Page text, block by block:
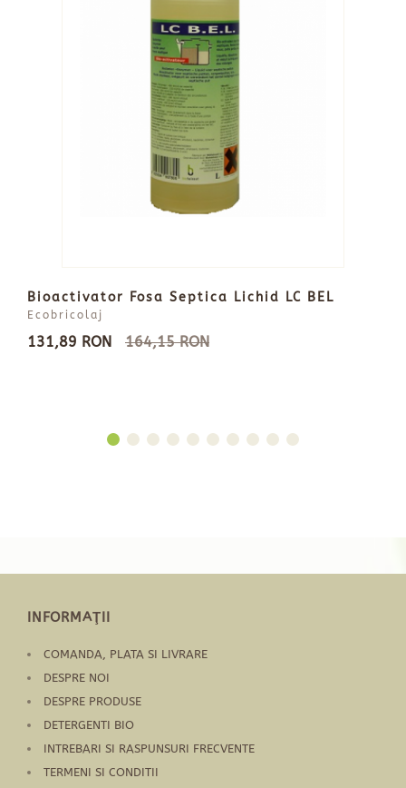
Bioactivator Fosa Septica Lichid LC BEL
Ecobricolaj
131,89 RON 164,15 RON
INFORMAŢII
COMANDA, PLATA SI LIVRARE
DESPRE NOI
DESPRE PRODUSE
DETERGENTI BIO
INTREBARI SI RASPUNSURI FRECVENTE
TERMENI SI CONDITII